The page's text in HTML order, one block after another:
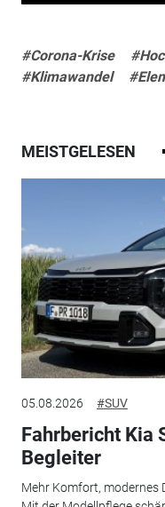
#Corona-Krise
#Klimawandel
MEISTGELESEN
05.08.2026 #SUV
Fahrbericht Kia
Begleiter
Mehr Komfort, modernes